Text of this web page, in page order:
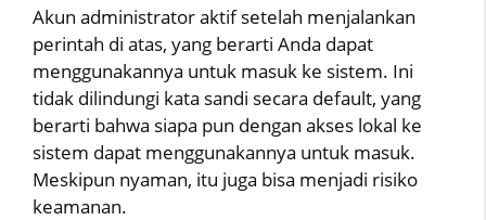
Akun administrator aktif setelah menjalankan
perintah di atas, yang berarti Anda dapat
menggunakannya untuk masuk ke sistem. Ini
tidak dilindungi kata sandi secara default, yang
berarti bahwa siapa pun dengan akses lokal ke
sistem dapat menggunakannya untuk masuk.
Meskipun nyaman, itu juga bisa menjadi risiko
keamanan.